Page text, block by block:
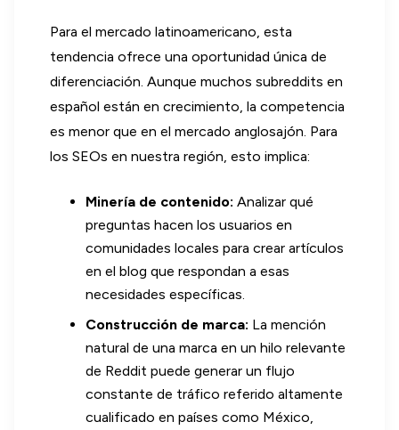
Para el mercado latinoamericano, esta
tendencia ofrece una oportunidad única de
diferenciación. Aunque muchos subreddits en
español están en crecimiento, la competencia
es menor que en el mercado anglosajón. Para
los SEOs en nuestra región, esto implica:
Minería de contenido: Analizar qué
preguntas hacen los usuarios en
comunidades locales para crear artículos
en el blog que respondan a esas
necesidades específicas.
Construcción de marca: La mención
natural de una marca en un hilo relevante
de Reddit puede generar un flujo
constante de tráfico referido altamente
cualificado en países como México,